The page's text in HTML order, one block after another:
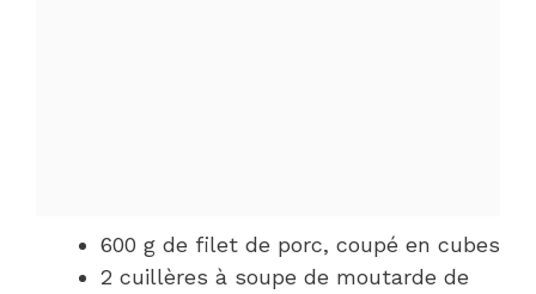
600 g de filet de porc, coupé en cubes
2 cuillères à soupe de moutarde de